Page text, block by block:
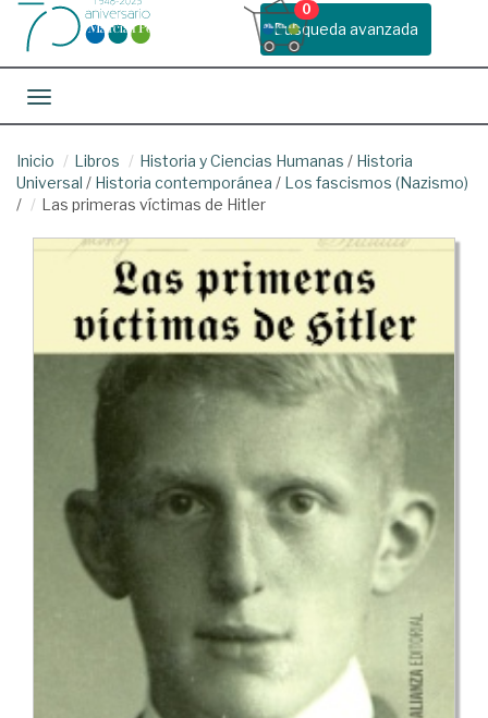
Busqueda avanzada
0
Toggle navigation
Inicio Libros Historia y Ciencias Humanas / Historia
Universal / Historia contemporánea / Los fascismos (Nazismo)
/
Las primeras víctimas de Hitler